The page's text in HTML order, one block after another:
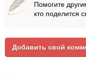
Помогите
кто поделится
Добавить свой